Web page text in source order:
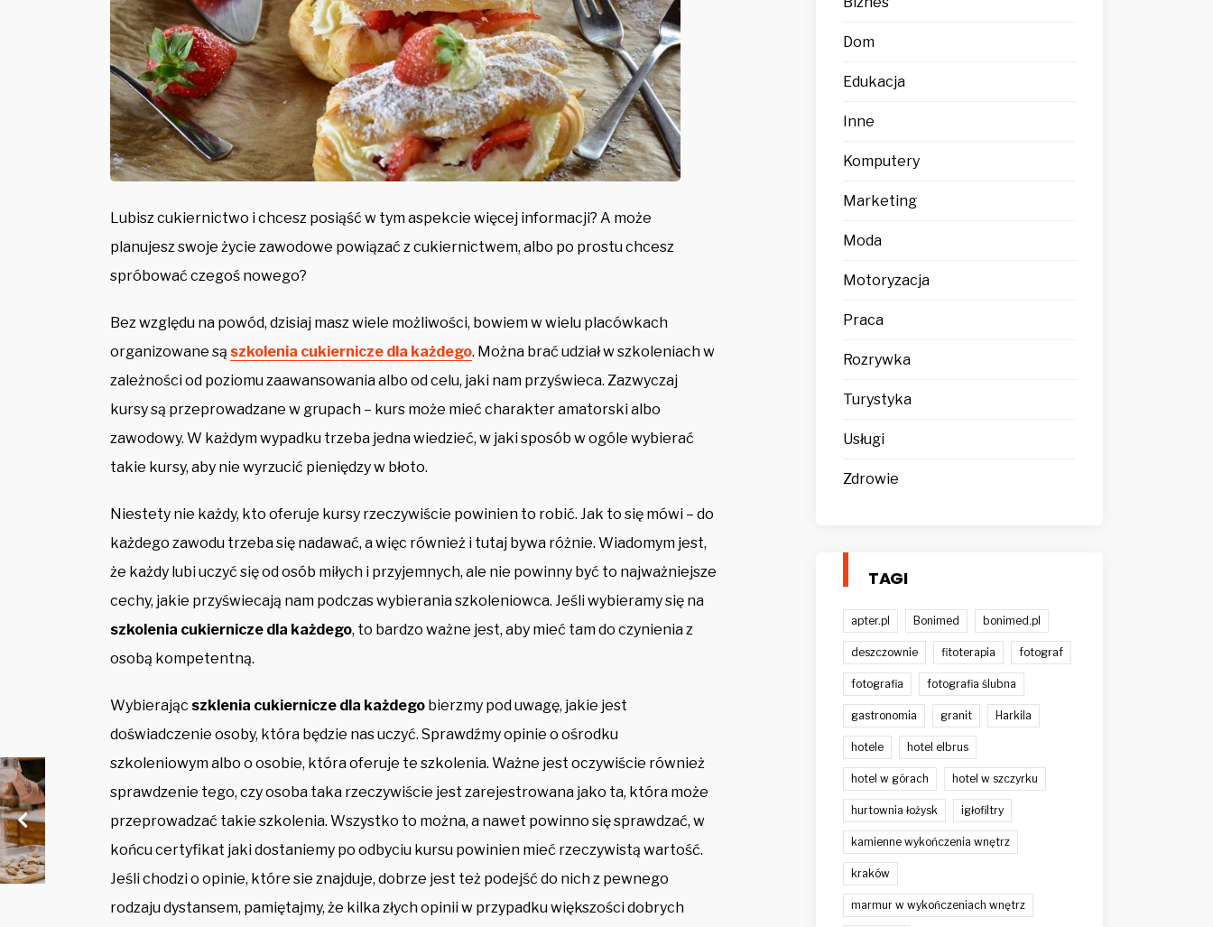
Lubisz cukiernictwo i chcesz posiąść w tym aspekcie więcej informacji? A może
planujesz swoje życie zawodowe powiązać z cukiernictwem, albo po prostu chcesz
spróbować czegoś nowego?
Bez względu na powód, dzisiaj masz wiele możliwości, bowiem w wielu placówkach
organizowane są szkolenia cukiernicze dla każdego. Można brać udział w szkoleniach w
zależności od poziomu zaawansowania albo od celu, jaki nam przyświeca. Zazwyczaj
kursy są przeprowadzane w grupach – kurs może mieć charakter amatorski albo
zawodowy. W każdym wypadku trzeba jedna wiedzieć, w jaki sposób w ogóle wybierać
takie kursy, aby nie wyrzucić pieniędzy w błoto.
Niestety nie każdy, kto oferuje kursy rzeczywiście powinien to robić. Jak to się mówi – do
każdego zawodu trzeba się nadawać, a więc również i tutaj bywa różnie. Wiadomym jest,
że każdy lubi uczyć się od osób miłych i przyjemnych, ale nie powinny być to najważniejsze
cechy, jakie przyświecają nam podczas wybierania szkoleniowca. Jeśli wybieramy się na
szkolenia cukiernicze dla każdego, to bardzo ważne jest, aby mieć tam do czynienia z
osobą kompetentną.
Wybierając szklenia cukiernicze dla każdego bierzmy pod uwagę, jakie jest
doświadczenie osoby, która będzie nas uczyć. Sprawdźmy opinie o ośrodku
szkoleniowym albo o osobie, która oferuje te szkolenia. Ważne jest oczywiście również
sprawdzenie tego, czy osoba taka rzeczywiście jest zarejestrowana jako ta, która może
przeprowadzać takie szkolenia. Wszystko to można, a nawet powinno się sprawdzać, w
końcu certyfikat jaki dostaniemy po odbyciu kursu powinien mieć rzeczywistą wartość.
Jeśli chodzi o opinie, które sie znajduje, dobrze jest też podejść do nich z pewnego
rodzaju dystansem, pamiętajmy, że kilka złych opinii w przypadku większości dobrych
Dom
Edukacja
Inne
Komputery
Marketing
Moda
Motoryzacja
Praca
Rozrywka
Turystyka
Usługi
Zdrowie
TAGI
apter.pl Bonimed bonimed.pl
deszczownie fitoterapia fotograf
fotografia fotografia ślubna
gastronomia granit Harkila
hotele hotel elbrus
hotel w górach hotel w szczyrku
hurtownia łożysk igłofiltry
kamienne wykończenia wnętrz
kraków
marmur w wykończeniach wnętrz